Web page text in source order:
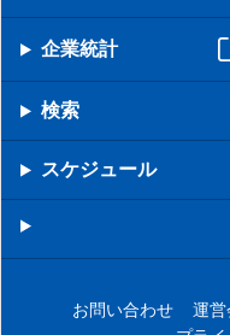
企業統計
検索
スケジュール
お問い合わせ 運営